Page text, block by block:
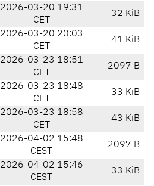
2026-03-20 19:31
CET
32 KiB
2026-03-20 20:03
CET
41 KiB
2026-03-23 18:51
CET
2097 B
2026-03-23 18:48
CET
33 KiB
2026-03-23 18:58
CET
43 KiB
2026-04-02 15:48
CEST
2097 B
2026-04-02 15:46
CEST
33 KiB